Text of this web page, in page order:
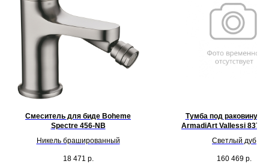
Смеситель для биде Boheme
Spectre 456-NB
Никель брашированный
18 471 р.
Тумба под раковину
ArmadiArt Vallessi 837-
Светлый дуб
160 469 р.